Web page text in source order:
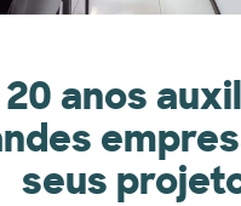
20 anos
seus